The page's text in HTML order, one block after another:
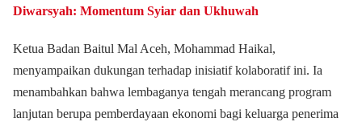
Diwarsyah: Momentum Syiar dan Ukhuwah
Ketua Badan Baitul Mal Aceh, Mohammad Haikal,
menyampaikan dukungan terhadap inisiatif kolaboratif ini. Ia
menambahkan bahwa lembaganya tengah merancang program
lanjutan berupa pemberdayaan ekonomi bagi keluarga penerima